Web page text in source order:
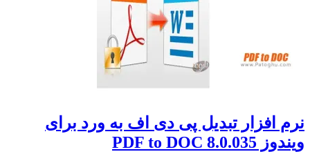
نرم افزار تبدیل پی دی اف به ورد برای
ویندوز PDF to DOC 8.0.035